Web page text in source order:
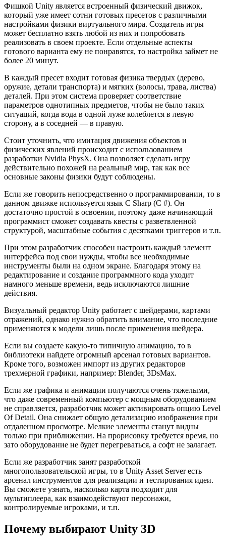
Фишкой Unity является встроенный физический движок,
который уже имеет сотни готовых пресетов с различными
настройками физики виртуального мира. Создатель игры
может бесплатно взять любой из них и попробовать
реализовать в своем проекте. Если отдельные аспекты
готового варианта ему не понравятся, то настройка займет не
более 20 минут.
В каждый пресет входит готовая физика твердых (дерево,
оружие, детали транспорта) и мягких (волосы, трава, листва)
деталей. При этом система проверяет соответствие
параметров однотипных предметов, чтобы не было таких
ситуаций, когда вода в одной луже колеблется в левую
сторону, а в соседней — в правую.
Стоит уточнить, что имитация движения объектов и
физических явлений происходит с использованием
разработки Nvidia PhysX. Она позволяет сделать игру
действительно похожей на реальный мир, так как все
основные законы физики будут соблюдены.
Если же говорить непосредственно о программировании, то в
данном движке используется язык C Sharp (С #). Он
достаточно простой в освоении, поэтому даже начинающий
программист сможет создавать квесты с разветвленной
структурой, масштабные события с десятками триггеров и т.п.
При этом разработчик способен настроить каждый элемент
интерфейса под свои нужды, чтобы все необходимые
инструменты были на одном экране. Благодаря этому на
редактирование и создание программного кода уходит
намного меньше времени, ведь исключаются лишние
действия.
Визуальный редактор Unity работает с шейдерами, картами
отражений, однако нужно обратить внимание, что последние
применяются к модели лишь после применения шейдера.
Если вы создаете какую-то типичную анимацию, то в
библиотеки найдете огромный арсенал готовых вариантов.
Кроме того, возможен импорт из других редакторов
трехмерной графики, например: Blender, 3DsMax.
Если же графика и анимации получаются очень тяжелыми,
что даже современный компьютер с мощным оборудованием
не справляется, разработчик может активировать опцию Level
Of Detail. Она снижает общую детализацию изображения при
отдаленном просмотре. Мелкие элементы станут видны
только при приближении. На прорисовку требуется время, но
зато оборудование не будет перегреваться, а софт не залагает.
Если же разработчик занят разработкой
многопользовательской игры, то в Unity Asset Server есть
арсенал инструментов для реализации и тестирования идеи.
Вы сможете узнать, насколько карта подходит для
мультиплеера, как взаимодействуют персонажи,
контролируемые игроками, и т.п.
Почему выбирают Unity 3D